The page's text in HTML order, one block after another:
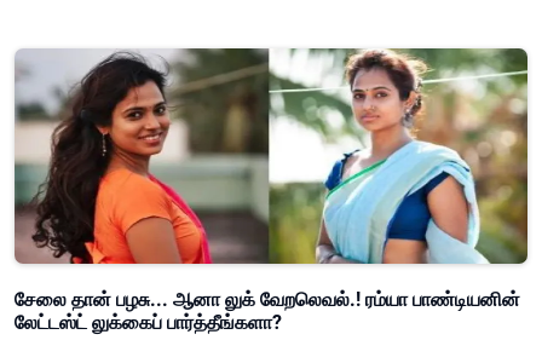
சேலை தான் பழசு... ஆனா லுக் வேறலெவல்.! ரம்யா பாண்டியனின்
லேட்டஸ்ட் லுக்கைப் பார்த்தீங்களா?